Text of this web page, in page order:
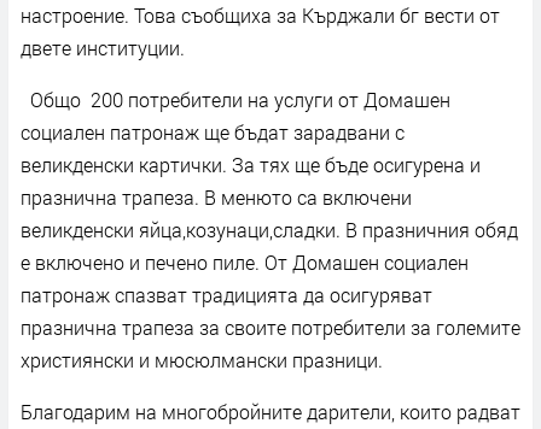
настроение. Това съобщиха за Кърджали бг вести от
двете институции.
Общо 200 потребители на услуги от Домашен
социален патронаж ще бъдат зарадвани с
великденски картички. За тях ще бъде осигурена и
празнична трапеза. В менюто са включени
великденски яйца,козунаци,сладки. В празничния обяд
е включено и печено пиле. От Домашен социален
патронаж спазват традицията да осигуряват
празнична трапеза за своите потребители за големите
християнски и мюсюлмански празници.
Благодарим на многобройните дарители, които радват